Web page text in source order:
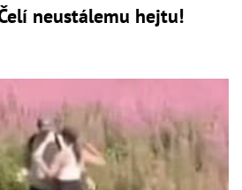
neustálemu hejtu!